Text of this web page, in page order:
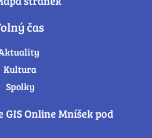
čas
Kultura
Spolky
GIS Online Mníšek pod